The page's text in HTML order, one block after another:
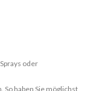
oder
haben Sie möglichst